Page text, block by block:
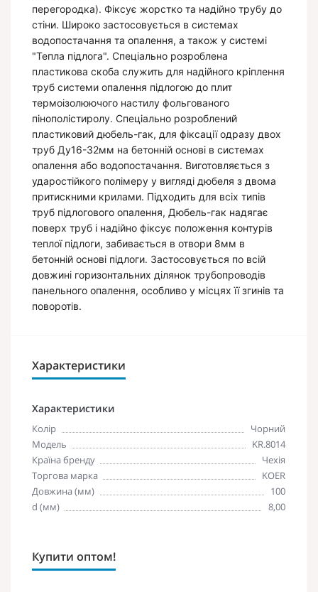
перегородка). Фіксує жорстко та надійно трубу до
стіни. Широко застосовується в системах
водопостачання та опалення, а також у системі
"Тепла підлога". Спеціально розроблена
пластикова скоба служить для надійного кріплення
труб системи опалення підлогою до плит
термоізолюючого настилу фольгованого
пінополістиролу. Спеціально розроблений
пластиковий дюбель-гак, для фіксації одразу двох
труб Ду16-32мм на бетонній основі в системах
опалення або водопостачання. Виготовляється з
ударостійкого полімеру у вигляді дюбеля з двома
притискними крилами. Підходить для всіх типів
труб підлогового опалення, Дюбель-гак надягає
поверх труб і надійно фіксує положення контурів
теплої підлоги, забивається в отвори 8мм в
бетонній основі підлоги. Застосовується по всій
довжині горизонтальних ділянок трубопроводів
панельного опалення, особливо у місцях її згинів та
поворотів.
Характеристики
Характеристики
Колір
Чорний
Модель
KR.8014
Країна бренду
Чехія
Торгова марка
KOER
Довжина (мм)
100
d (мм)
8,00
Купити оптом!